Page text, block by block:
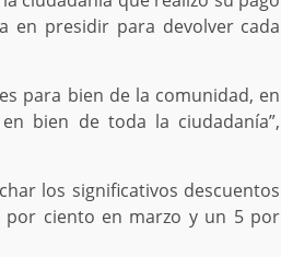
en presidir para devolver cada
para bien de la comunidad, en
bien de toda la ciudadanía”,
los significativos descuentos
ciento en marzo y un 5 por